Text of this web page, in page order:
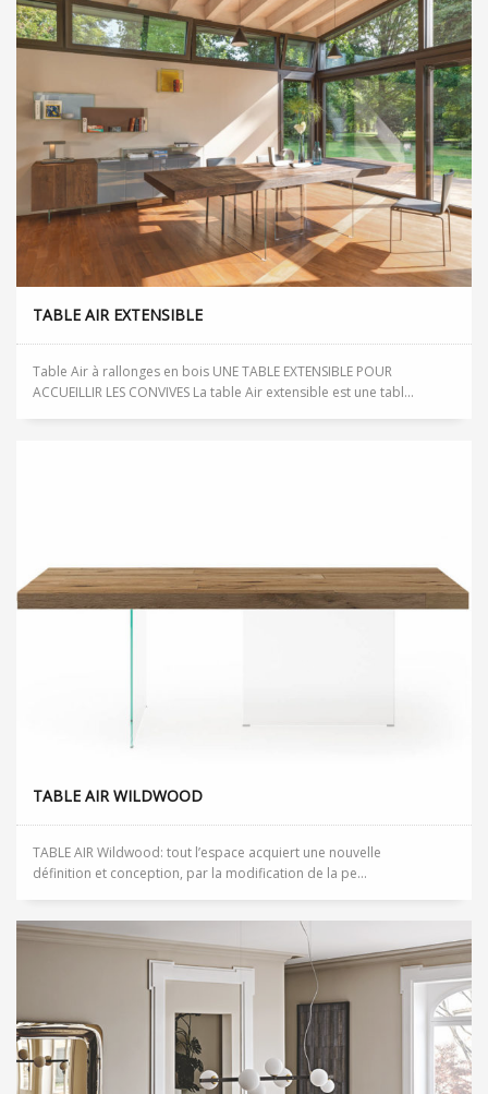
TABLE AIR EXTENSIBLE
Table Air à rallonges en bois UNE TABLE EXTENSIBLE POUR
ACCUEILLIR LES CONVIVES La table Air extensible est une tabl...
TABLE AIR WILDWOOD
TABLE AIR Wildwood: tout l’espace acquiert une nouvelle
définition et conception, par la modification de la pe...